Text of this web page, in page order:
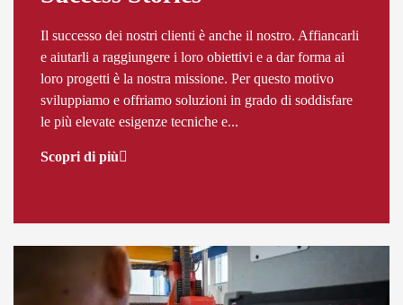
Il successo dei nostri clienti è anche il nostro. Affiancarli
e aiutarli a raggiungere i loro obiettivi e a dar forma ai
loro progetti è la nostra missione. Per questo motivo
sviluppiamo e offriamo soluzioni in grado di soddisfare
le più elevate esigenze tecniche e...
Scopri di più